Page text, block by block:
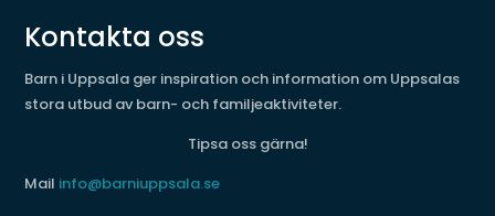
Kontakta oss
Barn i Uppsala ger inspiration och information om Uppsalas
stora utbud av barn- och familjeaktiviteter.
Tipsa oss gärna!
Mail info@barniuppsala.se